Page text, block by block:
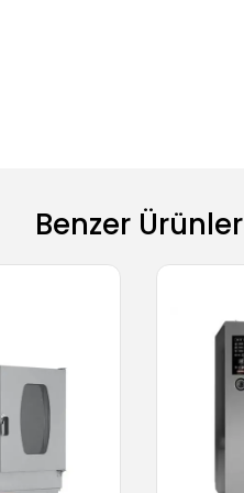
Benzer Ürünler